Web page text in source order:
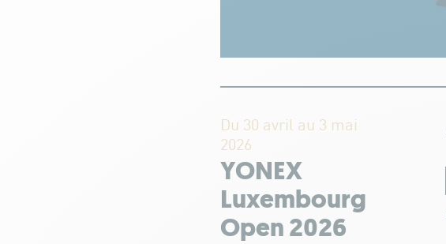
Du 30 avril au 3 mai
2026
YONEX
Luxembourg
Open 2026